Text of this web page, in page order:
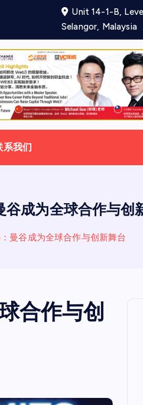
Unit 14-1-B,
Selangor, Malaysia
系我们
成为全球合作与创
曼谷成为全球合作与创新舞台
合作与创